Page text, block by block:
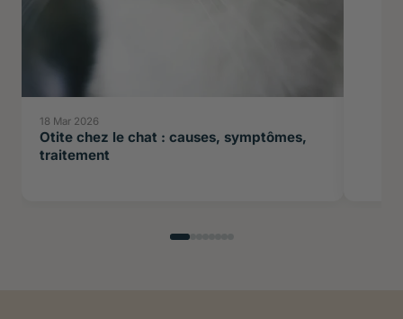
18 Mar 2026
Otite chez le chat : causes, symptômes,
traitement